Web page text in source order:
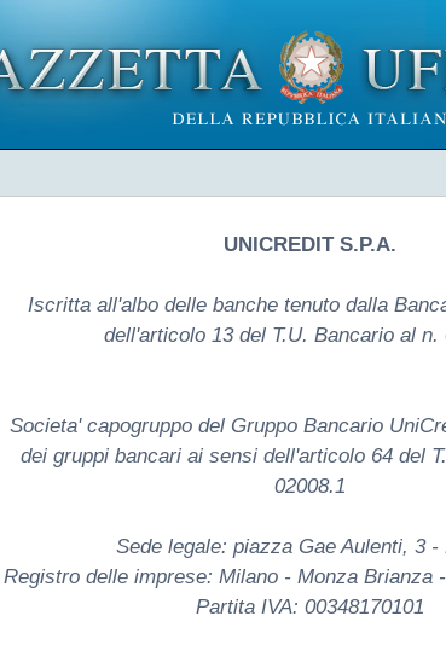
UNICREDIT S.P.A.
Iscritta all'albo delle banche tenuto dalla
dell'articolo 13 del T.U. Bancario al n.
Societa' capogruppo del Gruppo Bancario
dei gruppi bancari ai sensi dell'articolo 64 del
02008.1
Sede legale: piazza Gae Aulenti, 3 -
Registro delle imprese: Milano - Monza Brianza
Partita IVA: 00348170101